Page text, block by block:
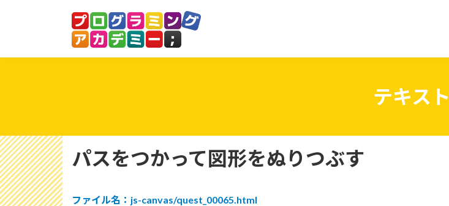
プ
動
テキスト
パスをつかって図形をぬりつぶす
ファイル名：js-canvas/quest_00065.html